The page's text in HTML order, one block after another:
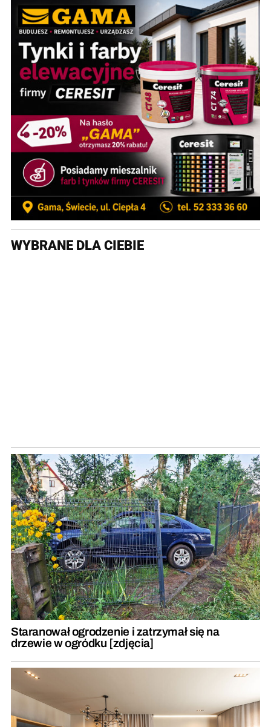
WYBRANE DLA CIEBIE
Staranował ogrodzenie i zatrzymał się na
drzewie w ogródku [zdjęcia]